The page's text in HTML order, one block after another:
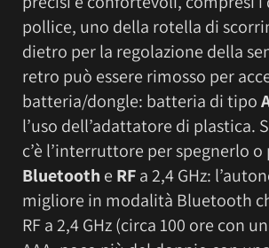
pollice, uno della rotella di
dietro per la regolazione della
retro può essere rimosso per
batteria/dongle: batteria di tipo
l’uso dell’adattatore di plastica.
c’è l’interruttore per spegnerlo o
Bluetoothe RFa 2,4 GHz:
migliore in modalità Bluetooth
RF a 2,4 GHz (circa 100 ore con